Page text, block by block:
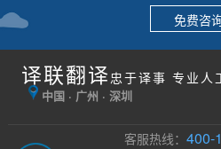
免费咨
译联翻译 忠于译事 专业人
中国 · 广州 · 深圳
客服热线：400-